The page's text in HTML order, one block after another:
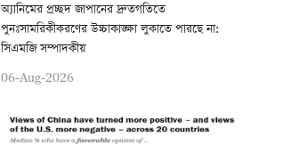
অ্যানিমের প্রচ্ছদ জাপানের দ্রুতগতিতে
পুনঃসামরিকীকরণের উচ্চাকাঙ্ক্ষা লুকাতে পারছে না:
সিএমজি সম্পাদকীয়
06-Aug-2026